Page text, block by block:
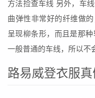
方法捡查车线 另外，车
曲弹性非常好的纤维做
呈现柳条形，而且是那
一般普通的车线，所以不
路易威登衣服真